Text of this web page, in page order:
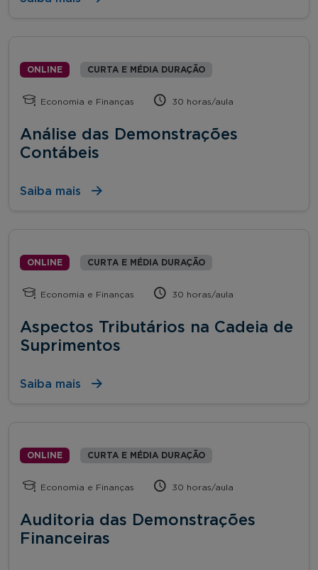
ONLINE CURTA E MÉDIA DURAÇÃO
Economia e Finanças 30 horas/aula
Análise das Demonstrações
Contábeis
Saiba mais
ONLINE CURTA E MÉDIA DURAÇÃO
Economia e Finanças 30 horas/aula
Aspectos Tributários na Cadeia de
Suprimentos
Saiba mais
ONLINE CURTA E MÉDIA DURAÇÃO
Economia e Finanças 30 horas/aula
Auditoria das Demonstrações
Financeiras